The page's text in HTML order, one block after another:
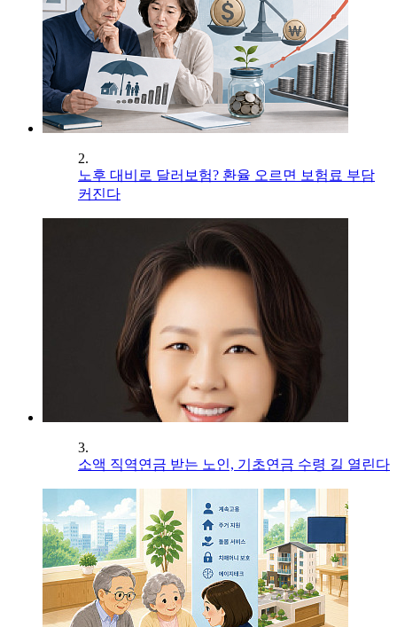
2.
노후 대비로 달러보험? 환율 오르면 보험료 부담
커진다
3.
소액 직역연금 받는 노인, 기초연금 수령 길 열린다